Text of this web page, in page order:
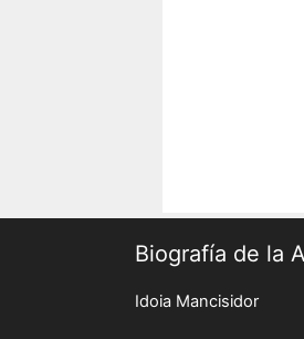
Biografía de la
Idoia Mancisidor